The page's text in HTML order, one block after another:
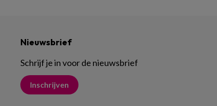
Nieuwsbrief
Schrijf je in voor de nieuwsbrief
Inschrijven